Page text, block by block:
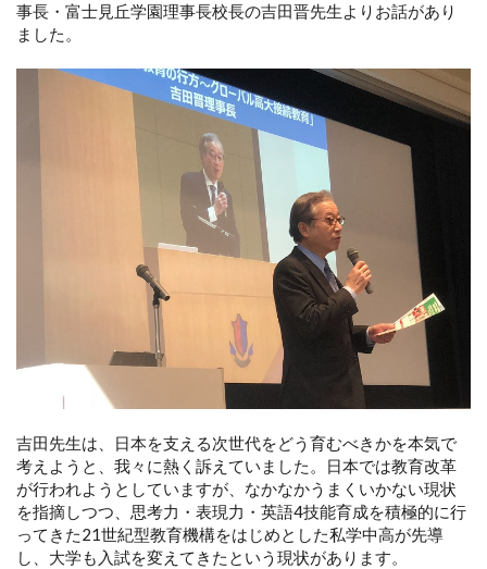
事長・富士見丘学園理事長校長の吉田晋先生よりお話があり
ました。
吉田先生は、日本を支える次世代をどう育むべきかを本気で
考えようと、我々に熱く訴えていました。日本では教育改革
が行われようとしていますが、なかなかうまくいかない現状
を指摘しつつ、思考力・表現力・英語4技能育成を積極的に行
ってきた21世紀型教育機構をはじめとした私学中高が先導
し、大学も入試を変えてきたという現状があります。